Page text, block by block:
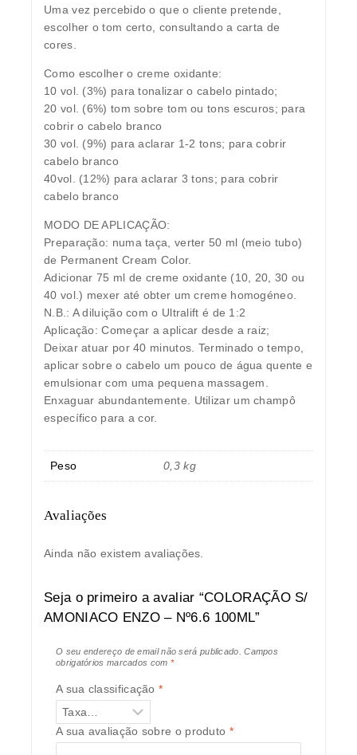
Uma vez percebido o que o cliente pretende,
escolher o tom certo, consultando a carta de
cores.
Como escolher o creme oxidante:
10 vol. (3%) para tonalizar o cabelo pintado;
20 vol. (6%) tom sobre tom ou tons escuros; para
cobrir o cabelo branco
30 vol. (9%) para aclarar 1-2 tons; para cobrir
cabelo branco
40vol. (12%) para aclarar 3 tons; para cobrir
cabelo branco
MODO DE APLICAÇÃO:
Preparação: numa taça, verter 50 ml (meio tubo)
de Permanent Cream Color.
Adicionar 75 ml de creme oxidante (10, 20, 30 ou
40 vol.) mexer até obter um creme homogéneo.
N.B.: A diluição com o Ultralift é de 1:2
Aplicação: Começar a aplicar desde a raiz;
Deixar atuar por 40 minutos. Terminado o tempo,
aplicar sobre o cabelo um pouco de água quente e
emulsionar com uma pequena massagem.
Enxaguar abundantemente. Utilizar um champô
específico para a cor.
Peso 0,3 kg
Avaliações
Ainda não existem avaliações.
Seja o primeiro a avaliar “COLORAÇÃO S/
AMONIACO ENZO – Nº6.6 100ML”
O seu endereço de email não será publicado.
Campos
obrigatórios marcados com *
A sua classificação*
A sua avaliação sobre o produto *